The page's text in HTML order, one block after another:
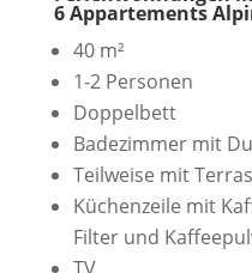
6 Appartements
40 m²
1-2 Personen
Doppelbett
Badezimmer mit
Teilweise mit
Küchenzeile mit
Filter und